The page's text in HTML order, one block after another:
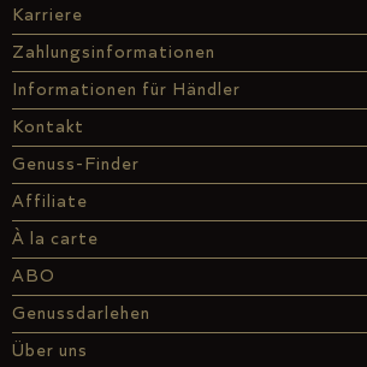
Karriere
Zahlungsinformationen
Informationen für Händler
Kontakt
Genuss-Finder
Affiliate
À la carte
ABO
Genussdarlehen
Über uns